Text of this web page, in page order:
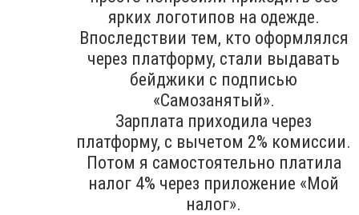
ярких логотипов на одежде.
Впоследствии тем, кто оформлялся
через платформу, стали выдавать
бейджики с подписью
«Самозанятый».
Зарплата приходила через
платформу, с вычетом 2% комиссии.
Потом я самостоятельно платила
налог 4% через приложение «Мой
налог».